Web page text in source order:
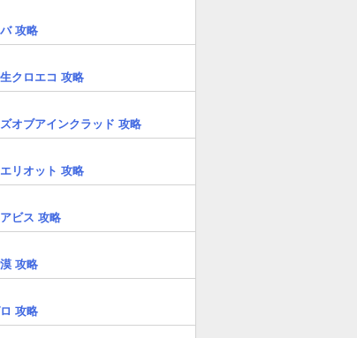
攻略
クロエコ 攻略
オブアインクラッド 攻略
リオット 攻略
ビス 攻略
攻略
攻略